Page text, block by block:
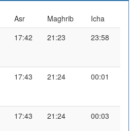
Asr Maghrib
Icha
17:42 21:23 23:58
17:43 21:24 00:01
17:43 21:24 00:03